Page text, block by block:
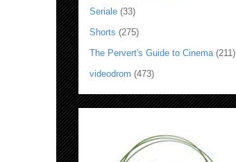
Seriale (33)
Shorts (275)
The Pervert's Guide to Cinema (211)
videodrom (473)